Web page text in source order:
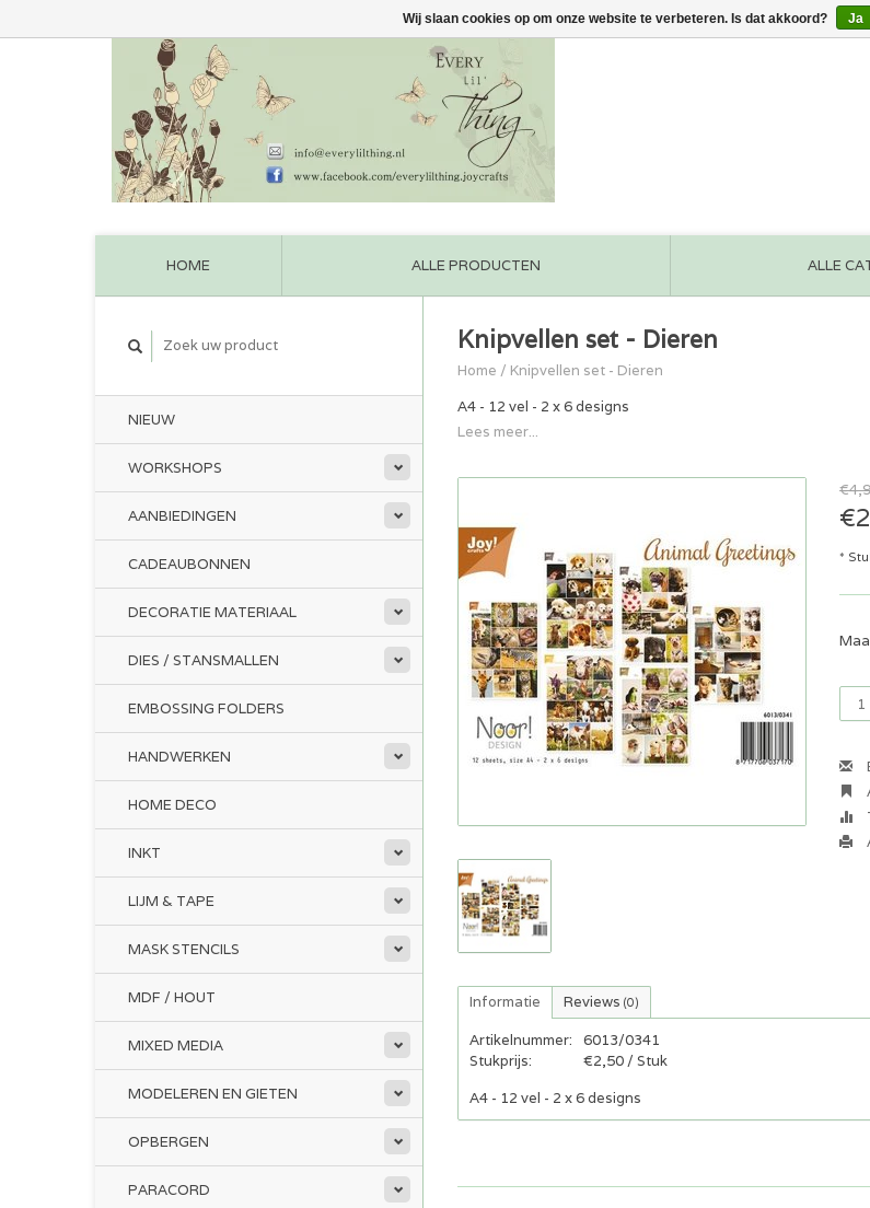
HOME ALLE PRODUCTEN ALLE
NIEUW
WORKSHOPS
AANBIEDINGEN
CADEAUBONNEN
DECORATIE MATERIAAL
DIES / STANSMALLEN
EMBOSSING FOLDERS
HANDWERKEN
HOME DECO
INKT
LIJM & TAPE
MASK STENCILS
MDF / HOUT
MIXED MEDIA
MODELEREN EN GIETEN
OPBERGEN
PARACORD
Knipvellen set - Dieren
Home / Knipvellen set - Dieren
A4 - 12 vel - 2 x 6 designs
Lees meer...
*
Informatie Reviews (0)
Artikelnummer:
6013/0341
Stukprijs:
€2,50 / Stuk
A4 - 12 vel - 2 x 6 designs
Wij slaan cookies op om onze website te verbeteren. Is dat akkoord? Ja